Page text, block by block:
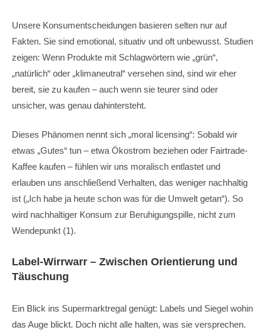
Unsere Konsumentscheidungen basieren selten nur auf
Fakten. Sie sind emotional, situativ und oft unbewusst. Studien
zeigen: Wenn Produkte mit Schlagwörtern wie „grün“,
„natürlich“ oder „klimaneutral“ versehen sind, sind wir eher
bereit, sie zu kaufen – auch wenn sie teurer sind oder
unsicher, was genau dahintersteht.
Dieses Phänomen nennt sich „moral licensing“: Sobald wir
etwas „Gutes“ tun – etwa Ökostrom beziehen oder Fairtrade-
Kaffee kaufen – fühlen wir uns moralisch entlastet und
erlauben uns anschließend Verhalten, das weniger nachhaltig
ist („Ich habe ja heute schon was für die Umwelt getan“). So
wird nachhaltiger Konsum zur Beruhigungspille, nicht zum
Wendepunkt (1).
Label-Wirrwarr – Zwischen Orientierung und
Täuschung
Ein Blick ins Supermarktregal genügt: Labels und Siegel wohin
das Auge blickt. Doch nicht alle halten, was sie versprechen.